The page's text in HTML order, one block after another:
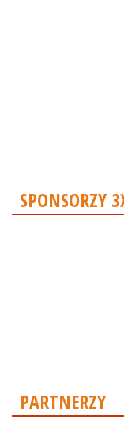
SPONSORZY
PARTNERZY